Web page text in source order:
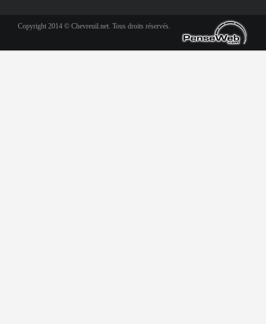
Copyright 2014 © Chevreuil.net. Tous droits réservés.